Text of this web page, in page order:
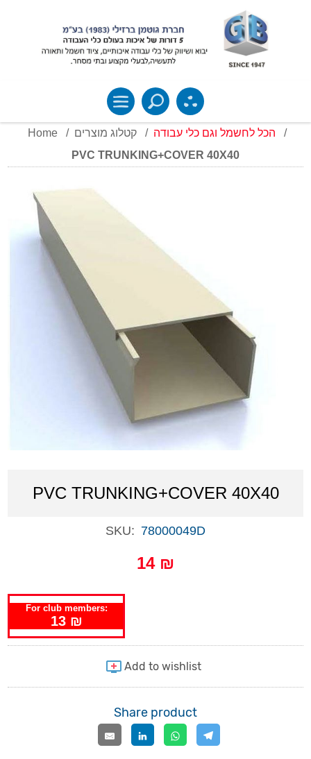
Home / קטלוג מוצרים / הכל לחשמל וגם כלי עבודה
/
PVC TRUNKING+COVER 40X40
PVC TRUNKING+COVER 40X40
SKU: 78000049D
14 ₪
For club members:
13 ₪
Share product